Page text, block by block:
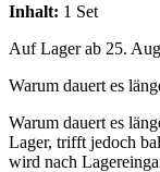
Inhalt: 1 Set
Auf Lager ab 25.
Warum dauert es
Warum dauert es
Lager, trifft jedoch
wird nach